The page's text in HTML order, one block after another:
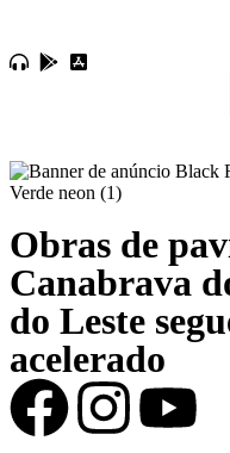
Obras de
Canabrava
do Leste
acelerado